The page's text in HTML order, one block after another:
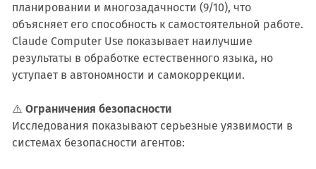
планировании и многозадачности (9/10), что
объясняет его способность к самостоятельной работе.
Claude Computer Use показывает наилучшие
результаты в обработке естественного языка, но
уступает в автономности и самокоррекции.
⚠️ Ограничения безопасности
Исследования показывают серьезные уязвимости в
системах безопасности агентов: